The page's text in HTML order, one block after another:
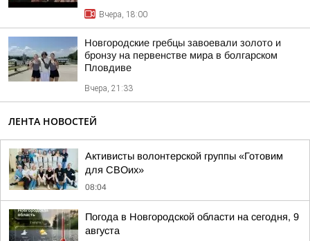
Вчера, 18:00
Новгородские гребцы завоевали золото и
бронзу на первенстве мира в болгарском
Пловдиве
Вчера, 21:33
ЛЕНТА НОВОСТЕЙ
Активисты волонтерской группы «Готовим
для СВОих»
08:04
Погода в Новгородской области на сегодня, 9
августа